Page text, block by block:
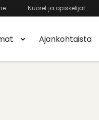
Nuoret ja opiskelijat
Ajankohtaista